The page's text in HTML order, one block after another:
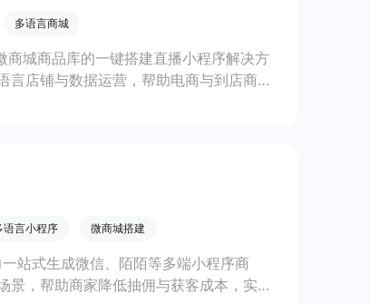
多语言商城
城商品库的一键搭建直播小程序解决方
言店铺与数据运营，帮助电商与到店商家
语言小程序 微商城搭建
站式生成微信、陌陌等多端小程序商
，帮助商家降低抽佣与获客成本，实现